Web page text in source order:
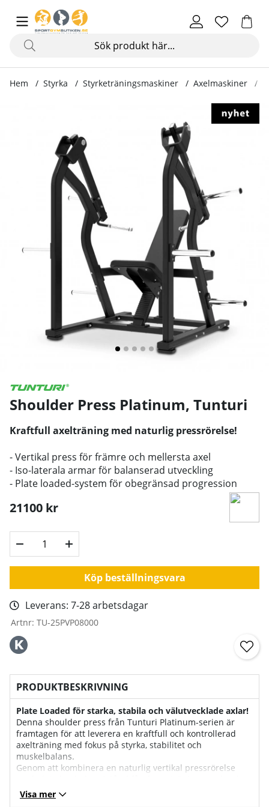
Hem Styrka Styrketräningsmaskiner Axelmaskiner
Shoulder Press Platinum, Tunturi
Kraftfull axelträning med naturlig pressrörelse!
- Vertikal press för främre och mellersta axel
- Iso-laterala armar för balanserad utveckling
- Plate loaded-system för obegränsad progression
21100 kr
Köp beställningsvara
Leverans: 7-28 arbetsdagar
Artnr: TU-25PVP08000
PRODUKTBESKRIVNING
Plate Loaded för starka, stabila och välutvecklade axlar!
Denna shoulder press från Tunturi Platinum-serien är
framtagen för att leverera en kraftfull och kontrollerad
axelträning med fokus på styrka, stabilitet och
muskelbalans.
Genom att kombinera en naturlig vertikal pressrörelse
som efterliknar fria vikter – men med maskinens säkerhet
och kontroll.
Visa mer